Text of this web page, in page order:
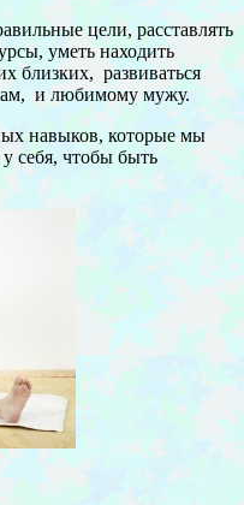
цели, расставлять
уметь находить
близких, развиваться
и любимому мужу.
навыков, которые мы
себя, чтобы быть